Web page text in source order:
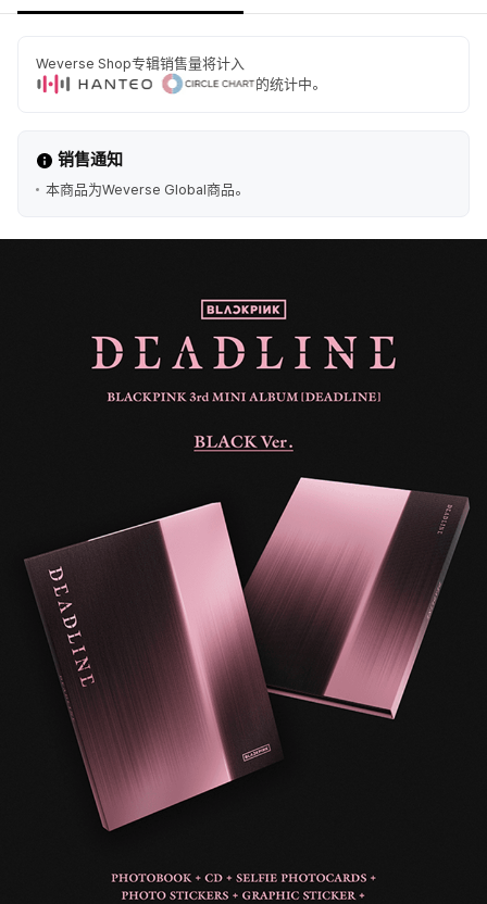
Weverse Shop专辑销售量将计入
的统计中。
销售通知
本商品为Weverse Global商品。